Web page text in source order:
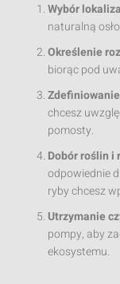
Wybór
naturalną
Określenie
biorąc pod
chcesz
pomosty.
Dobór roślin i
odpowiednie
ryby chcesz
Utrzymanie
pompy, aby
ekosystemu.